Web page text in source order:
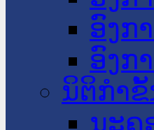
ອົງກ
ອົງກ
ນິຕິກໍາ
ນະ​ຄ